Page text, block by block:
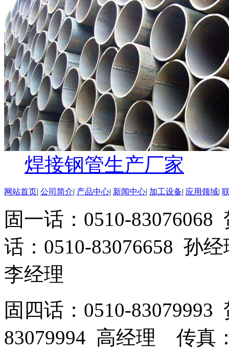
焊接钢管生产厂家
网站首页| 公司简介| 产品中心| 新闻中心| 加工设备| 应用领域|
固一话：0510-
话：0510-83076658 孙
李经理
固四话：0510-
83079994 高经理 传真